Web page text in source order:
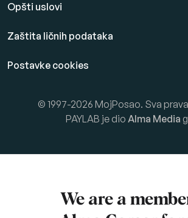
Opšti uslovi
Zaštita ličnih podataka
Postavke cookies
© 1997-2026 MojPosao. Sva
PAYLAB je dio Alma Media
We are a